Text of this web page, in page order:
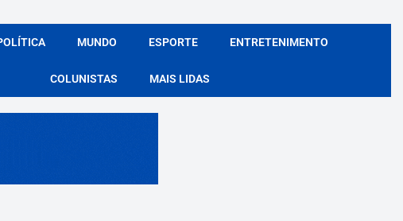
MUNDO ESPORTE ENTRETENIMENTO
COLUNISTAS MAIS LIDAS